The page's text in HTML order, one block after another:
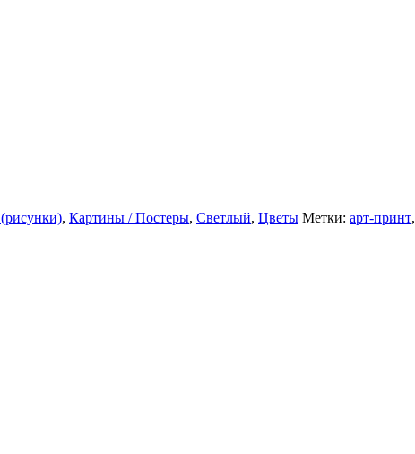
, Картины / Постеры, Светлый, Цветы Метки: арт-принт,